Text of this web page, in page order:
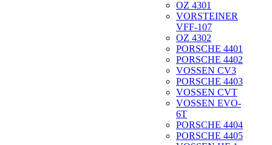
OZ 4301
VORSTEINER
VFF-107
OZ 4302
PORSCHE 4401
PORSCHE 4402
VOSSEN CV3
PORSCHE 4403
VOSSEN CVT
VOSSEN EVO-
6T
PORSCHE 4404
PORSCHE 4405